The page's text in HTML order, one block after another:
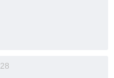
28